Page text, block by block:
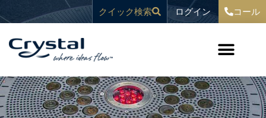
ス
ッ
ン
ス
キ
ッ
プ
クイック検索 ログイン コール